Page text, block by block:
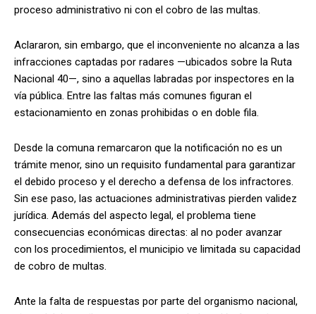
proceso administrativo ni con el cobro de las multas.
Aclararon, sin embargo, que el inconveniente no alcanza a las
infracciones captadas por radares —ubicados sobre la Ruta
Nacional 40—, sino a aquellas labradas por inspectores en la
vía pública. Entre las faltas más comunes figuran el
estacionamiento en zonas prohibidas o en doble fila.
Desde la comuna remarcaron que la notificación no es un
trámite menor, sino un requisito fundamental para garantizar
el debido proceso y el derecho a defensa de los infractores.
Sin ese paso, las actuaciones administrativas pierden validez
jurídica. Además del aspecto legal, el problema tiene
consecuencias económicas directas: al no poder avanzar
con los procedimientos, el municipio ve limitada su capacidad
de cobro de multas.
Ante la falta de respuestas por parte del organismo nacional,